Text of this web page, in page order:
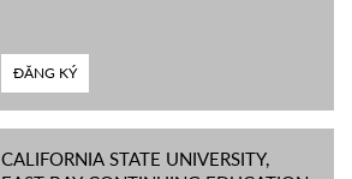
ĐĂNG KÝ
CALIFORNIA STATE UNIVERSITY,